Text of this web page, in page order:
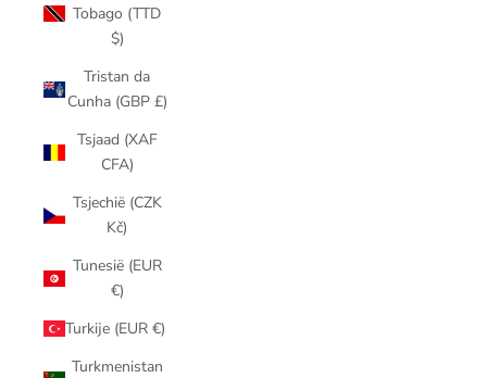
Tobago (TTD
$)
Tristan da
Cunha (GBP £)
Tsjaad (XAF
CFA)
Tsjechië (CZK
Kč)
Tunesië (EUR
€)
Turkije (EUR €)
Turkmenistan